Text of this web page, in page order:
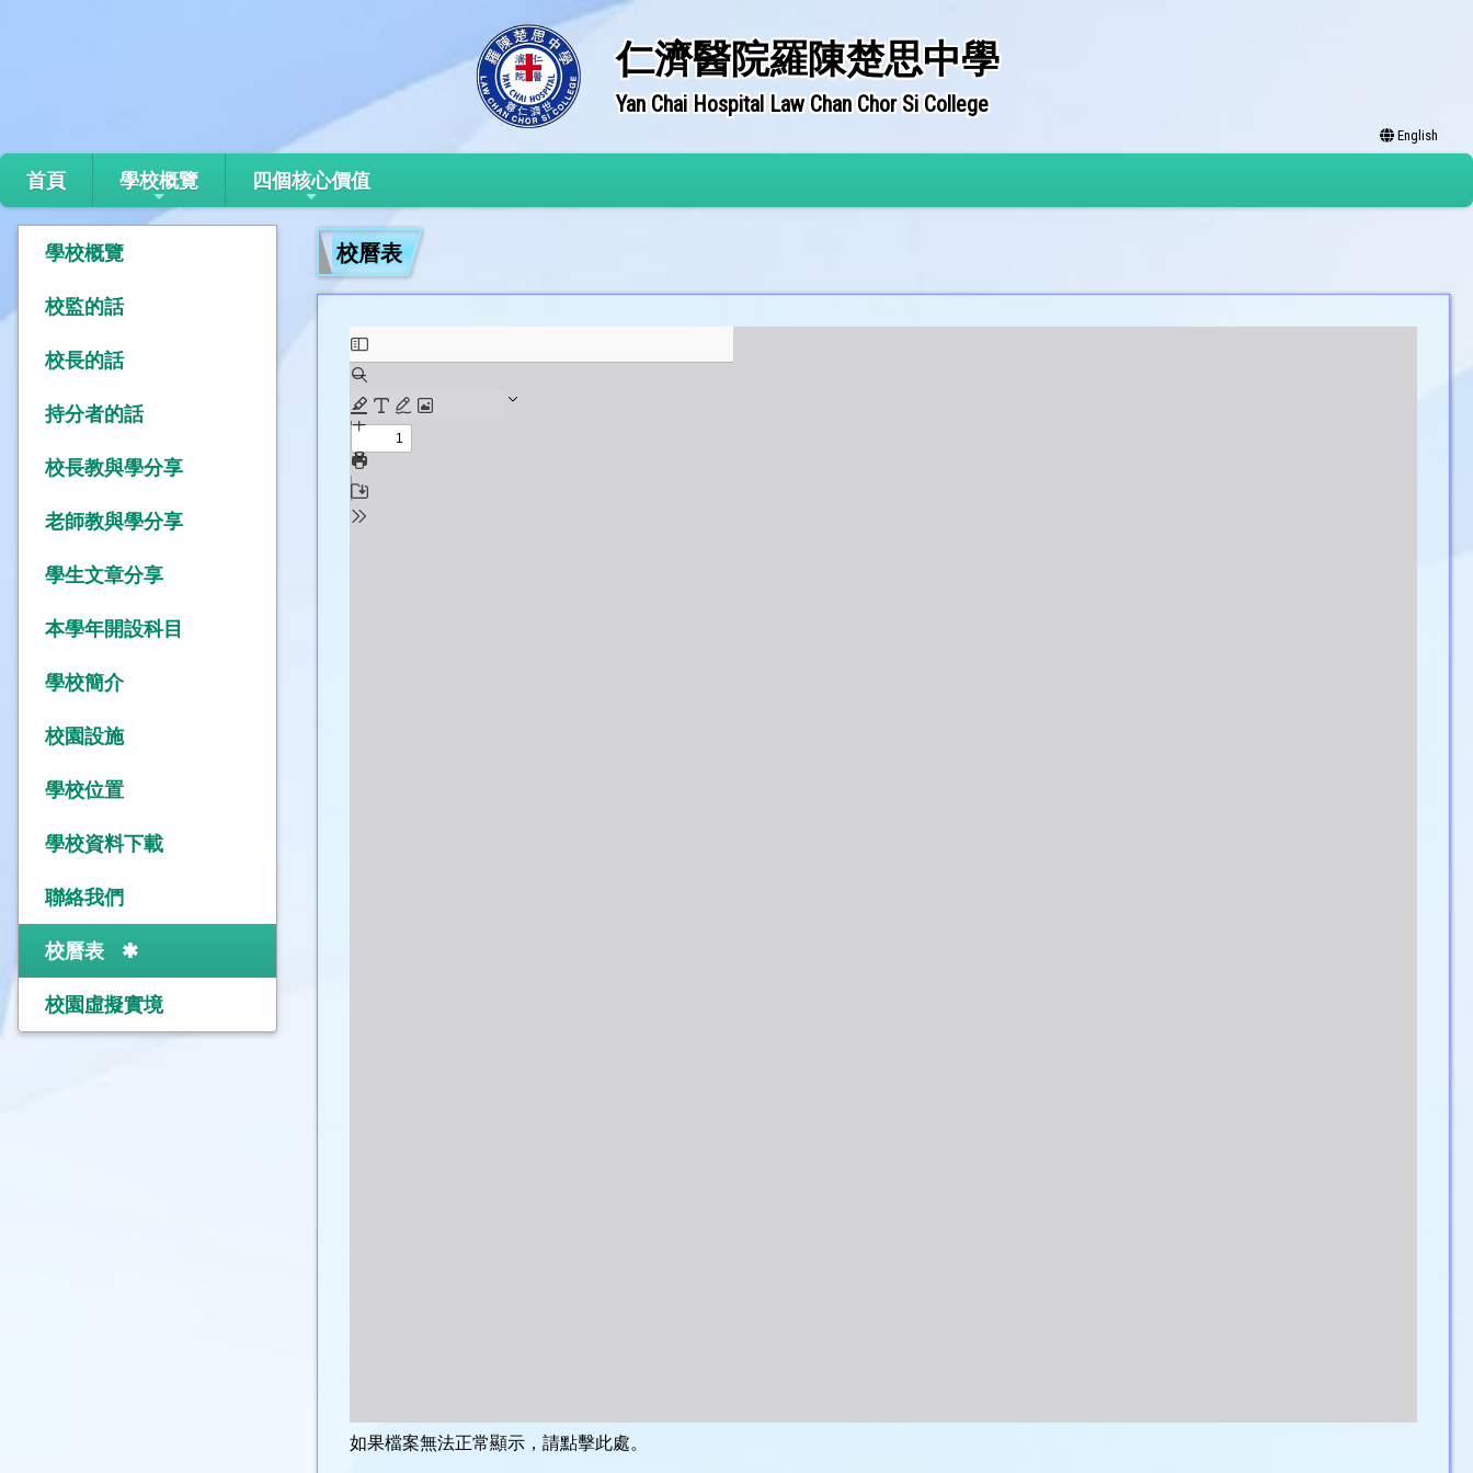
仁濟醫院羅陳楚思中學
Yan Chai Hospital Law Chan Chor Si College
English
首頁 學校概覽 四個核心價值
學校概覽
校監的話
校長的話
持分者的話
校長教與學分享
老師教與學分享
學生文章分享
本學年開設科目
學校簡介
校園設施
學校位置
學校資料下載
聯絡我們
校曆表
校園虛擬實境
校曆表
如果檔案無法正常顯示，請點擊此處。